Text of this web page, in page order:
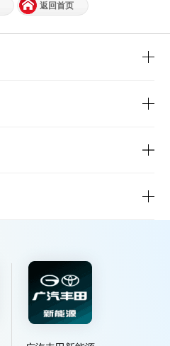
返回首页